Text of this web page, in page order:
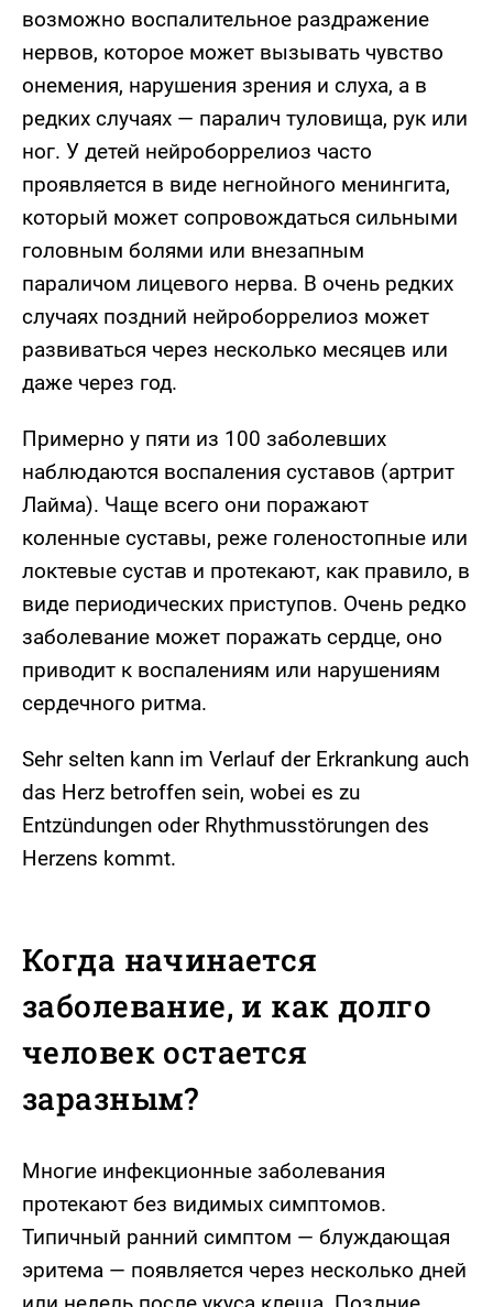
возможно воспалительное раздражение
нервов, которое может вызывать чувство
онемения, нарушения зрения и слуха, а в
редких случаях — паралич туловища, рук или
ног. У детей нейроборрелиоз часто
проявляется в виде негнойного менингита,
который может сопровождаться сильными
головным болями или внезапным
параличом лицевого нерва. В очень редких
случаях поздний нейроборрелиоз может
развиваться через несколько месяцев или
даже через год.
Примерно у пяти из 100 заболевших
наблюдаются воспаления суставов (артрит
Лайма). Чаще всего они поражают
коленные суставы, реже голеностопные или
локтевые сустав и протекают, как правило, в
виде периодических приступов. Очень редко
заболевание может поражать сердце, оно
приводит к воспалениям или нарушениям
сердечного ритма.
Sehr selten kann im Verlauf der Erkrankung auch
das Herz betroffen sein, wobei es zu
Entzündungen oder Rhythmusstörungen des
Herzens kommt.
Когда начинается
заболевание, и как долго
человек остается
заразным?
Многие инфекционные заболевания
протекают без видимых симптомов.
Типичный ранний симптом — блуждающая
эритема — появляется через несколько дней